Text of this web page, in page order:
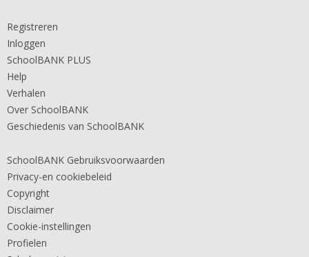
Registreren
Inloggen
SchoolBANK PLUS
Help
Verhalen
Over SchoolBANK
Geschiedenis van SchoolBANK
SchoolBANK Gebruiksvoorwaarden
Privacy-en cookiebeleid
Copyright
Disclaimer
Cookie-instellingen
Profielen